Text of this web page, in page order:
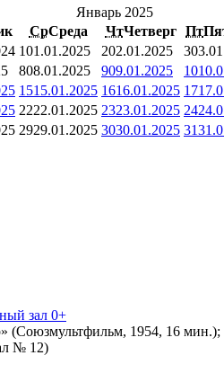
Январь 2025
СрСреда ЧтЧетверг Пт
101.01.2025 202.01.2025 3
808.01.2025 909.01.2025 10
1515.01.2025 1616.01.2025 17
2222.01.2025 2323.01.2025 24
2929.01.2025 3030.01.2025 31
зал 0+
1954, 16
№ 12)